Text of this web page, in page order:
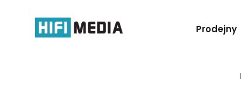
Prodejny